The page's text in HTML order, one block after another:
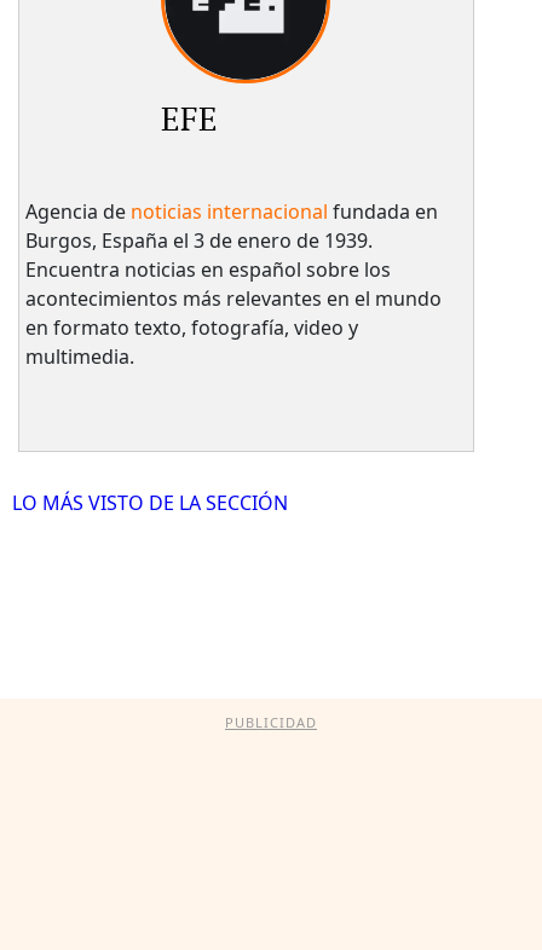
EFE
Agencia de noticias internacional fundada en
Burgos, España el 3 de enero de 1939.
Encuentra noticias en español sobre los
acontecimientos más relevantes en el mundo
en formato texto, fotografía, video y
multimedia.
LO MÁS VISTO DE LA SECCIÓN
PUBLICIDAD